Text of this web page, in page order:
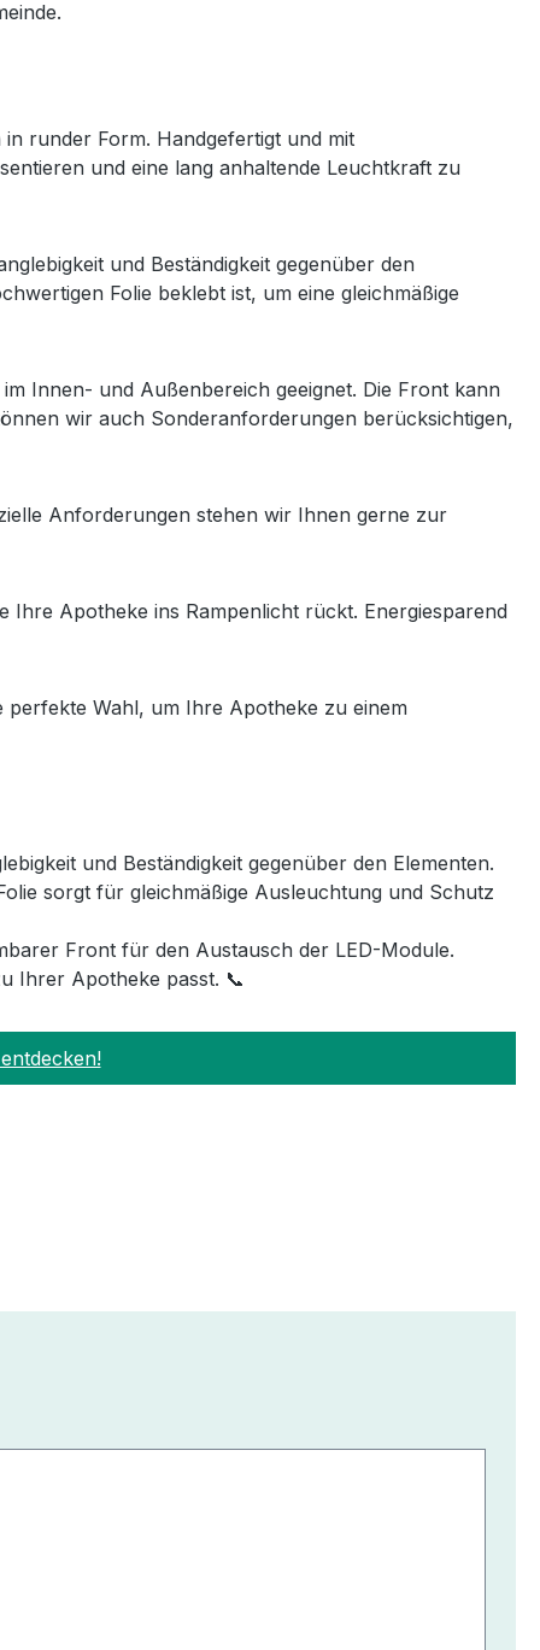
runder Form. Handgefertigt und mit
und eine lang anhaltende Leuchtkraft zu
und Beständigkeit gegenüber den
Folie beklebt ist, um eine gleichmäßige
Innen- und Außenbereich geeignet. Die Front kann
wir auch Sonderanforderungen berücksichtigen,
Anforderungen stehen wir Ihnen gerne zur
Ihre Apotheke ins Rampenlicht rückt. Energiesparend
perfekte Wahl, um Ihre Apotheke zu einem
und Beständigkeit gegenüber den Elementen.
sorgt für gleichmäßige Ausleuchtung und Schutz
Front für den Austausch der LED-Module.
Ihrer Apotheke passt. 📞